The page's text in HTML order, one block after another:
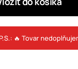
🔥 Tovar